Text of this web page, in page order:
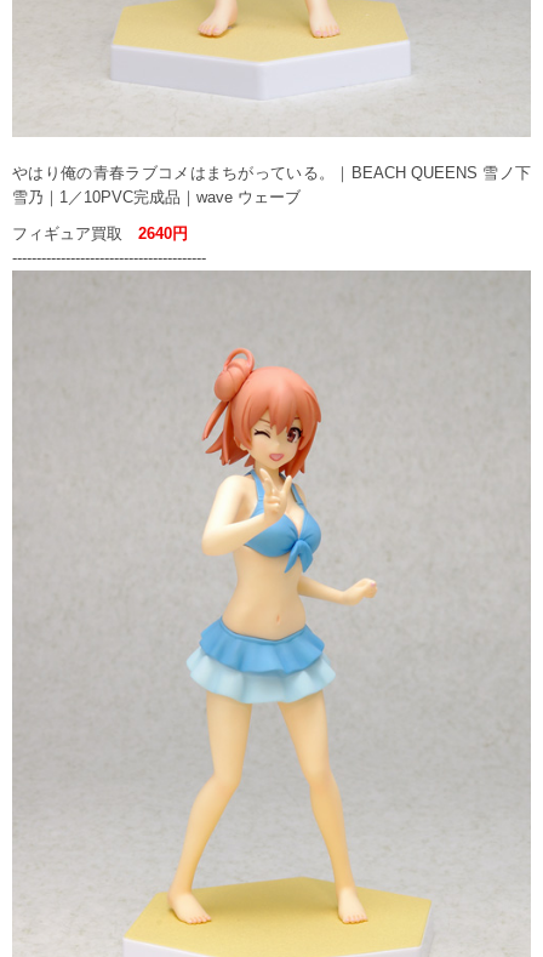
やはり俺の青春ラブコメはまちがっている。｜BEACH QUEENS 雪ノ下
雪乃｜1／10PVC完成品｜wave ウェーブ
フィギュア買取 2640円
----------------------------------------